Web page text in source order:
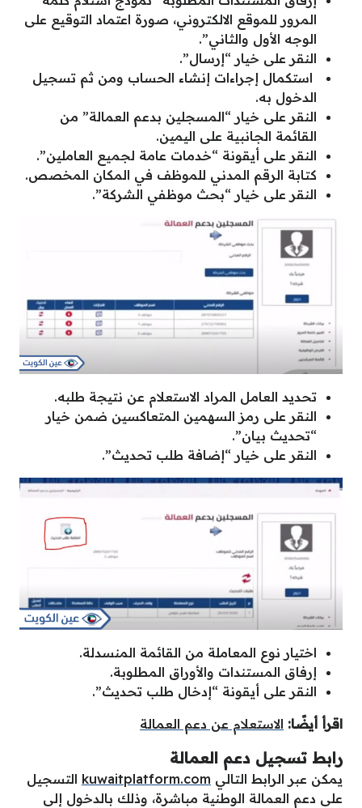
المرور للموقع الالكتروني، صورة اعتماد التوقيع على
الوجه الأول والثاني”.
النقر على خيار “إرسال”.
استكمال إجراءات إنشاء الحساب ومن ثم تسجيل
الدخول به.
النقر على خيار “المسجلين بدعم العمالة” من
القائمة الجانبية على اليمين.
النقر على أيقونة “خدمات عامة لجميع العاملين”.
كتابة الرقم المدني للموظف في المكان المخصص.
النقر على خيار “بحث موظفي الشركة”.
تحديد العامل المراد الاستعلام عن نتيجة طلبه.
النقر على رمز السهمين المتعاكسين ضمن خيار
“تحديث بيان”.
النقر على خيار “إضافة طلب تحديث”.
اختيار نوع المعاملة من القائمة المنسدلة.
إرفاق المستندات والأوراق المطلوبة.
النقر على أيقونة “إدخال طلب تحديث”.
اقرأ أيضًا: الاستعلام عن دعم العمالة
رابط تسجيل دعم العمالة
يمكن عبر الرابط التالي kuwaitplatform.com التسجيل
على دعم العمالة الوطنية مباشرة، وذلك بالدخول إلى